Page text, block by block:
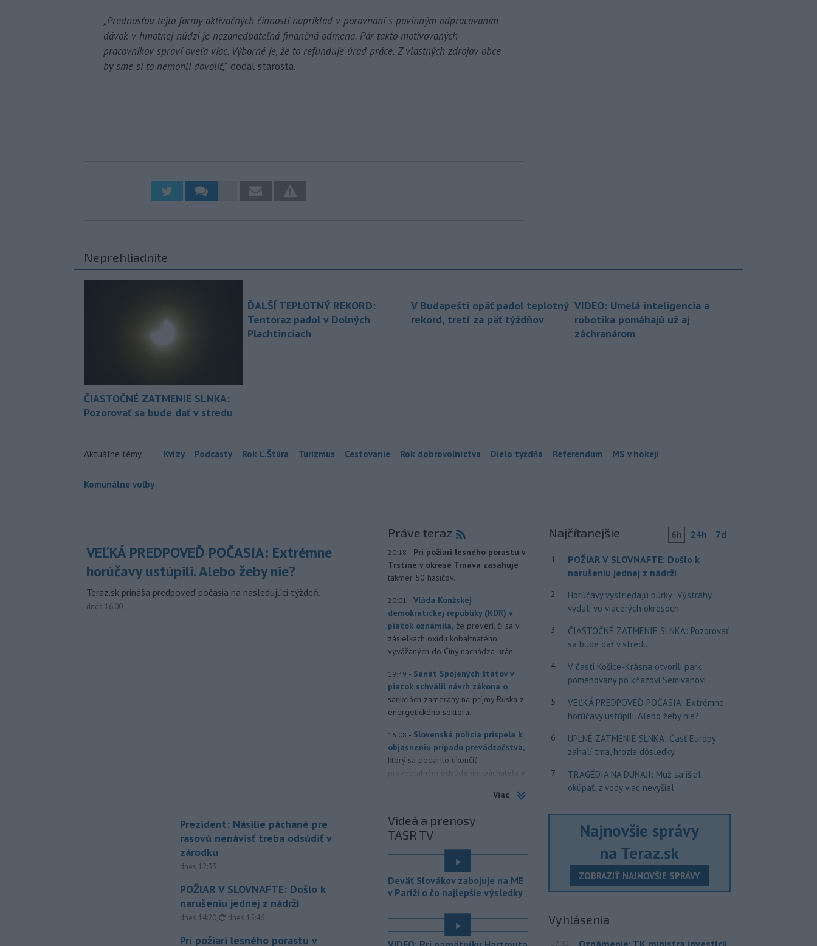
„Prednosťou tejto formy aktivačných činností napríklad v porovnaní s povinným odpracovaním
dávok v hmotnej núdzi je nezanedbateľná finančná odmena. Pár takto motivovaných
pracovníkov spraví oveľa viac. Výborné je, že to refunduje úrad práce. Z vlastných zdrojov obce
by sme si to nemohli dovoliť,“ dodal starosta.
Neprehliadnite
ČIASTOČNÉ ZATMENIE SLNKA:
Pozorovať sa bude dať v stredu
ĎALŠÍ TEPLOTNÝ REKORD:
Tentoraz padol v Dolných
Plachtinciach
V Budapešti opäť padol teplotný
rekord, tretí za päť týždňov
VIDEO: Umelá inteligencia a
robotika pomáhajú už aj
záchranárom
Aktuálne témy: Kvízy Podcasty Rok Ľ.Štúra Turizmus Cestovanie Rok dobrovoľníctva Dielo týždňa Referendum MS v hokeji
Komunálne voľby
VEĽKÁ PREDPOVEĎ POČASIA: Extrémne
horúčavy ustúpili. Alebo žeby nie?
Teraz.sk prináša predpoveď počasia na nasledujúci týždeň.
dnes 16:00
Prezident: Násilie páchané pre
rasovú nenávisť treba odsúdiť v
zárodku
dnes 12:33
POŽIAR V SLOVNAFTE: Došlo k
narušeniu jednej z nádrží
dnes 14:20, aktualizované
dnes 15:46
Pri požiari lesného porastu v
Práve teraz
20:18 - Pri požiari lesného porastu v
Trstíne v okrese Trnava zasahuje
takmer 50 hasičov.
20:01 - Vláda Konžskej
demokratickej republiky (KDR) v
piatok oznámila, že preverí, či sa v
zásielkach oxidu kobaltnatého
vyvážaných do Číny nachádza urán.
19:49 - Senát Spojených štátov v
piatok schválil návrh zákona o
sankciách zameraný na príjmy Ruska z
energetického sektora.
16:08 - Slovenská polícia prispela k
objasneniu prípadu prevádzačstva,
ktorý sa podarilo ukončiť
právoplatným odsúdením páchateľa v
bratislavskej rafinérii Slovnaft je
pod kontrolou.
TASR to potvrdil hovorca rafinérie
Anton Molnár.
15:17 - Ministerstvo kultúry (MK) SR
podrobnostiach poskytovania dotácií v
pôsobnosti rezortu.
Viac
Videá a prenosy
TASR TV
Deväť Slovákov zabojuje na ME
v Paríži o čo najlepšie výsledky
Najčítanejšie 6h 24h 7d
1
POŽIAR V SLOVNAFTE: Došlo k
narušeniu jednej z nádrží
2
Horúčavy vystriedajú búrky: Výstrahy
vydali vo viacerých okresoch
3
ČIASTOČNÉ ZATMENIE SLNKA: Pozorovať
sa bude dať v stredu
4
V časti Košice-Krásna otvorili park
pomenovaný po kňazovi Semivanovi
5
VEĽKÁ PREDPOVEĎ POČASIA: Extrémne
horúčavy ustúpili. Alebo žeby nie?
6
ÚPLNÉ ZATMENIE SLNKA: Časť Európy
zahalí tma, hrozia dôsledky
7
TRAGÉDIA NA DUNAJI: Muž sa išiel
okúpať, z vody viac nevyšiel
Najnovšie správy
na Teraz.sk
ZOBRAZIŤ NAJNOVŠIE SPRÁVY
Vyhlásenia
17:32
Oznámenie: TK ministra investícií